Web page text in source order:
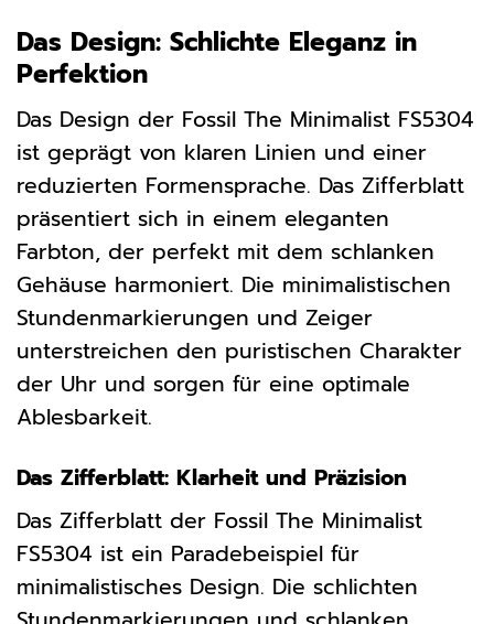
Das Design: Schlichte Eleganz in
Perfektion
Das Design der Fossil The Minimalist FS5304
ist geprägt von klaren Linien und einer
reduzierten Formensprache. Das Zifferblatt
präsentiert sich in einem eleganten
Farbton, der perfekt mit dem schlanken
Gehäuse harmoniert. Die minimalistischen
Stundenmarkierungen und Zeiger
unterstreichen den puristischen Charakter
der Uhr und sorgen für eine optimale
Ablesbarkeit.
Das Zifferblatt: Klarheit und Präzision
Das Zifferblatt der Fossil The Minimalist
FS5304 ist ein Paradebeispiel für
minimalistisches Design. Die schlichten